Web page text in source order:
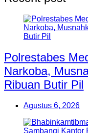
Polrestabes
Narkoba,
Ribuan Butir Pil
Agustus 6, 2026